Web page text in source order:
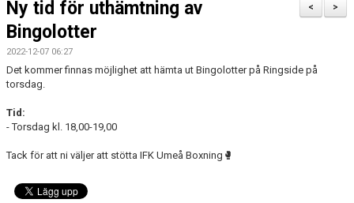
TÄVLING
FAQ
>
<
Ny tid för uthämtning av
Bingolotter
2022-12-07 06:27
Det kommer finnas möjlighet att hämta ut Bingolotter på Ringside på
torsdag.
Tid:
- Torsdag kl. 18,00-19,00
Tack för att ni väljer att stötta IFK Umeå Boxning🥊